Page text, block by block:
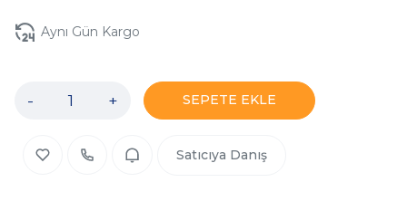
Aynı Gün Kargo
- + SEPETE EKLE
Satıcıya Danış